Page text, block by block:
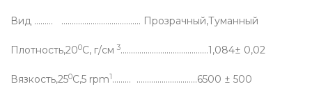
Вид ……… ……………….………………. Прозрачный,Туманный
Плотность,200C, г/см 3……………………………………1,084± 0,02
Вязкость,250C,5 rpm1……… ………………………..6500 ± 500